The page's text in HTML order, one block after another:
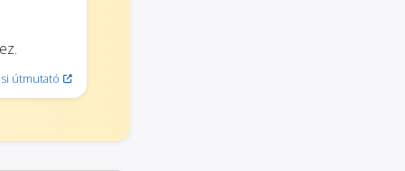
útmutató